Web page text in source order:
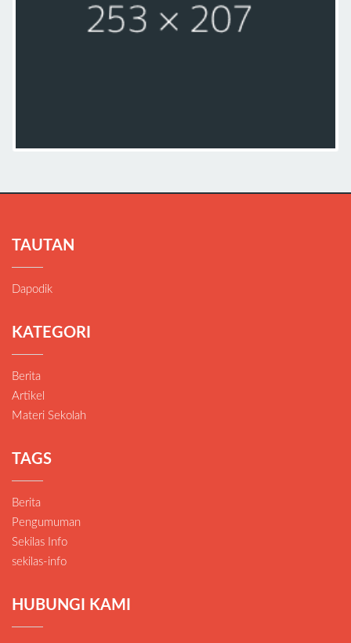
TAUTAN
Dapodik
KATEGORI
Berita
Artikel
Materi Sekolah
TAGS
Berita
Pengumuman
Sekilas Info
sekilas-info
HUBUNGI KAMI